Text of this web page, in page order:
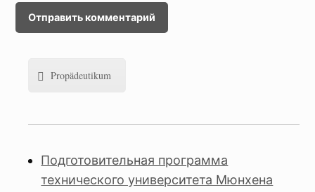
Propädeutikum
Подготовительная программа
технического университета Мюнхена